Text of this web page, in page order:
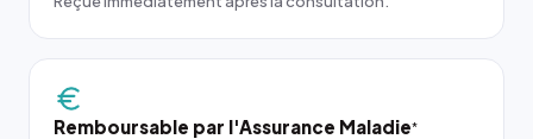
Remboursable par l'Assurance Maladie*